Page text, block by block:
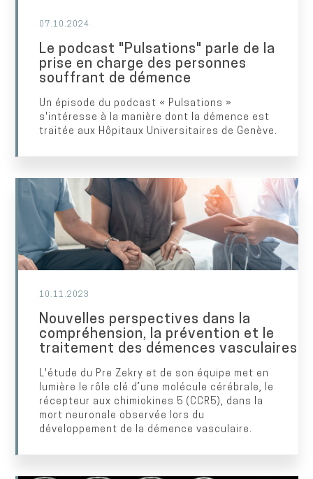
07.10.2024
Le podcast "Pulsations" parle de la
prise en charge des personnes
souffrant de démence
Un épisode du podcast « Pulsations »
s'intéresse à la manière dont la démence est
traitée aux Hôpitaux Universitaires de Genève.
10.11.2023
Nouvelles perspectives dans la
compréhension, la prévention et le
traitement des démences vasculaires
L'étude du Pre Zekry et de son équipe met en
lumière le rôle clé d’une molécule cérébrale, le
récepteur aux chimiokines 5 (CCR5), dans la
mort neuronale observée lors du
développement de la démence vasculaire.